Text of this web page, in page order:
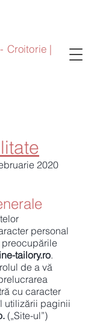
Croitorie |
2020
personal
preocupările
tailory.ro.
de a vă
cu caracter
utilizării paginii
. („Site-ul”)